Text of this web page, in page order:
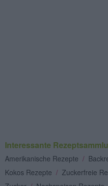
Interessante
Amerikanische Rezepte /
Kokos Rezepte / Zuckerfreie